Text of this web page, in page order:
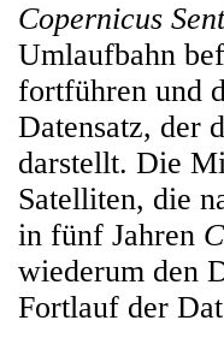
Copernicus
Umlaufbahn
fortführen und
Datensatz, der
darstellt. Die
Satelliten, die
in fünf Jahren
wiederum den
Fortlauf der